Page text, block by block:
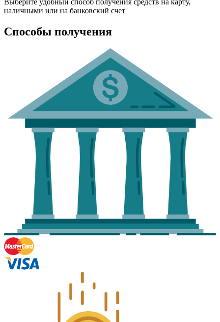
Выберите удобный способ получения средств на карту,
наличными или на банковский счет
Способы получения